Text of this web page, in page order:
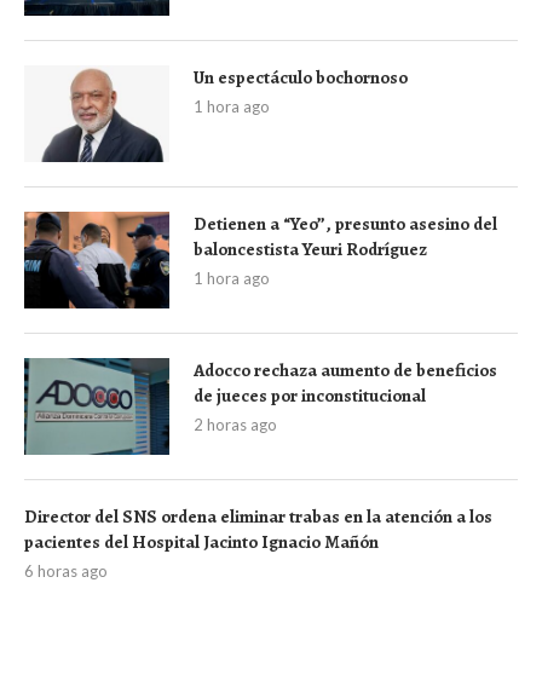
Un espectáculo bochornoso
1 hora ago
Detienen a “Yeo”, presunto asesino del
baloncestista Yeuri Rodríguez
1 hora ago
Adocco rechaza aumento de beneficios
de jueces por inconstitucional
2 horas ago
Director del SNS ordena eliminar trabas en la atención a los
pacientes del Hospital Jacinto Ignacio Mañón
6 horas ago